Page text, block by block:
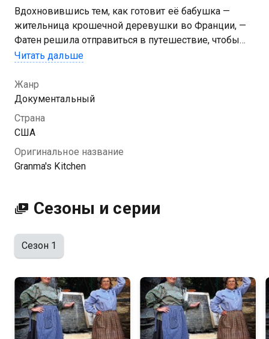
Вдохновившись тем, как готовит её бабушка —
жительница крошечной деревушки во Франции, —
Фатен решила отправиться в путешествие, чтобы
познакомиться с другими хранительницами
мы побываем в семи европейских странах
и поучимся у замечательных бабушек, которые, как
никто другой, умеют готовить еду, согревающую
сердце и душу.
Читать дальше
Жанр
Документальный
Страна
США
Оригинальное название
Granma's Kitchen
Сезоны и серии
Сезон 1